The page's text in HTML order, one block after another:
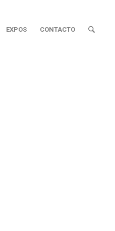
EXPOS CONTACTO